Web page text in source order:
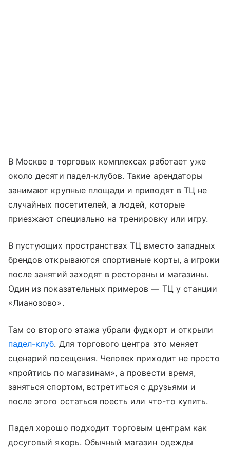
В Москве в торговых комплексах работает уже
около десяти падел-клубов. Такие арендаторы
занимают крупные площади и приводят в ТЦ не
случайных посетителей, а людей, которые
приезжают специально на тренировку или игру.
В пустующих пространствах ТЦ вместо западных
брендов открываются спортивные корты, а игроки
после занятий заходят в рестораны и магазины.
Один из показательных примеров — ТЦ у станции
«Лианозово».
Там со второго этажа убрали фудкорт и открыли
падел-клуб. Для торгового центра это меняет
сценарий посещения. Человек приходит не просто
«пройтись по магазинам», а провести время,
заняться спортом, встретиться с друзьями и
после этого остаться поесть или что-то купить.
Падел хорошо подходит торговым центрам как
досуговый якорь. Обычный магазин одежды